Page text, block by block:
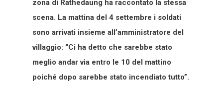
zona di Rathedaung ha raccontato la stessa
scena. La mattina del 4 settembre i soldati
sono arrivati insieme all’amministratore del
villaggio: “Ci ha detto che sarebbe stato
meglio andar via entro le 10 del mattino
poiché dopo sarebbe stato incendiato tutto”.